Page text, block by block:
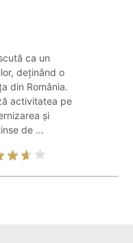
ca un
deținând o
din România.
activitatea pe
și
de ...